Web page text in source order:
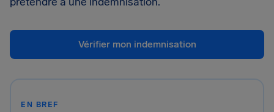
Vérifier mon indemnisation
EN BREF